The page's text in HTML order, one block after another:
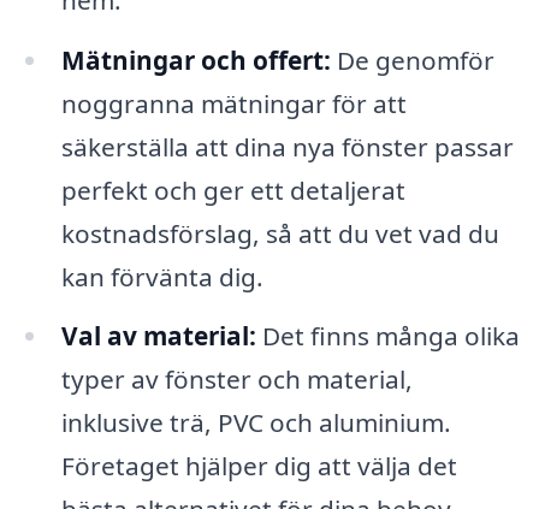
Mätningar och offert: De genomför
noggranna mätningar för att
säkerställa att dina nya fönster passar
perfekt och ger ett detaljerat
kostnadsförslag, så att du vet vad du
kan förvänta dig.
Val av material: Det finns många olika
typer av fönster och material,
inklusive trä, PVC och aluminium.
Företaget hjälper dig att välja det